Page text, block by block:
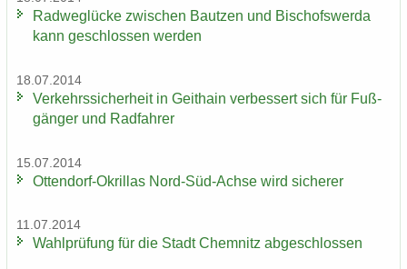
Rad­weg­lü­cke zwi­schen Baut­zen und Bi­schofs­wer­da
kann ge­schlos­sen wer­den
18.07.2014
Ver­kehrs­si­cher­heit in Geit­hain ver­bes­sert sich für Fuß­
gän­ger und Rad­fah­rer
15.07.2014
Ottendorf-​Okrillas Nord-​Süd-Achse wird si­che­rer
11.07.2014
Wahl­prü­fung für die Stadt Chem­nitz ab­ge­schlos­sen